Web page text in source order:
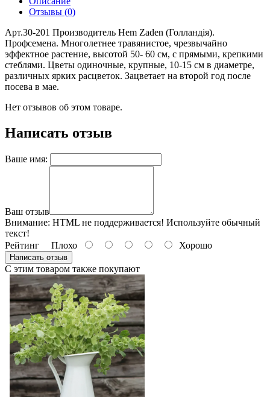
Отзывы (0)
Арт.30-201 Производитель Hem Zaden (Голландія).
Профсемена. Многолетнее травянистое, чрезвычайно
эффектное растение, высотой 50- 60 см, с прямыми, крепкими
стеблями. Цветы одиночные, крупные, 10-15 см в диаметре,
различных ярких расцветок. Зацветает на второй год после
посева в мае.
Нет отзывов об этом товаре.
Написать отзыв
Ваше имя:
Ваш отзыв
Внимание: HTML не поддерживается! Используйте обычный
текст!
Рейтинг Плохо Хорошо
Написать отзыв
С этим товаром также покупают